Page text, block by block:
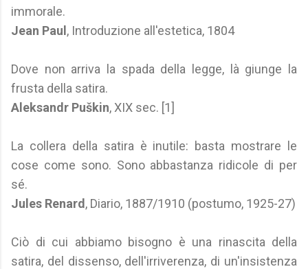
immorale.
Jean Paul , Introduzione all'estetica, 1804
Dove non arriva la spada della legge, là giunge la
frusta della satira.
Aleksandr Puškin, XIX sec. [1]
La collera della satira è inutile: basta mostrare le
cose come sono. Sono abbastanza ridicole di per
sé.
Jules Renard , Diario, 1887/1910 (postumo, 1925-27)
Ciò di cui abbiamo bisogno è una rinascita della
satira, del dissenso, dell'irriverenza, di un'insistenza